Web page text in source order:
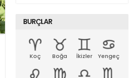
BURÇLAR
Koç Boğa İkizler Yengeç